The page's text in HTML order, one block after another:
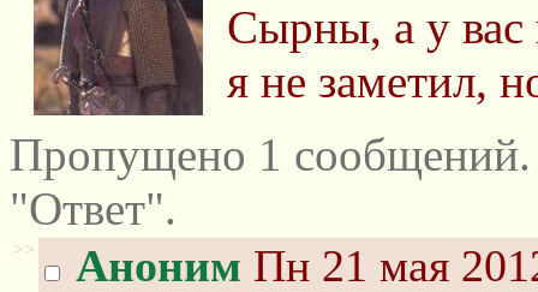
Сырны, а у вас
я не заметил,
Пропущено 1
"Ответ".
>> Аноним Пн 21 мая